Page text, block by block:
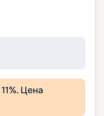
11%. Цена